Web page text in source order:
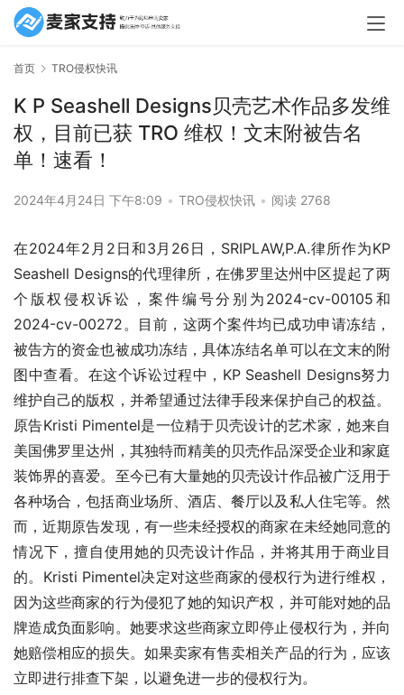
首页 TRO侵权快讯
K P Seashell Designs贝壳艺术作品多发维
权，目前已获 TRO 维权！文末附被告名
单！速看！
2024年4月24日 下午8:09 • TRO侵权快讯 • 阅读 2768
在2024年2月2日和3月26日，SRIPLAW,P.A.律所作为KP
Seashell Designs的代理律所，在佛罗里达州中区提起了两
个版权侵权诉讼，案件编号分别为2024-cv-00105和
2024-cv-00272。目前，这两个案件均已成功申请冻结，
被告方的资金也被成功冻结，具体冻结名单可以在文末的附
图中查看。在这个诉讼过程中，KP Seashell Designs努力
维护自己的版权，并希望通过法律手段来保护自己的权益。
原告Kristi Pimentel是一位精于贝壳设计的艺术家，她来自
美国佛罗里达州，其独特而精美的贝壳作品深受企业和家庭
装饰界的喜爱。至今已有大量她的贝壳设计作品被广泛用于
各种场合，包括商业场所、酒店、餐厅以及私人住宅等。然
而，近期原告发现，有一些未经授权的商家在未经她同意的
情况下，擅自使用她的贝壳设计作品，并将其用于商业目
的。Kristi Pimentel决定对这些商家的侵权行为进行维权，
因为这些商家的行为侵犯了她的知识产权，并可能对她的品
牌造成负面影响。她要求这些商家立即停止侵权行为，并向
她赔偿相应的损失。如果卖家有售卖相关产品的行为，应该
立即进行排查下架，以避免进一步的侵权行为。